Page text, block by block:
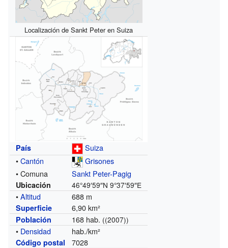
Localización de Sankt Peter en Suiza
País
Suiza
•Cantón
Grisones
• Comuna
Sankt Peter-Pagig
Ubicación 46°49′59″N 9°37′59″E
•Altitud 688 m
Superficie 6,90 km²
Población 168 hab. ((2007))
• Densidad hab./km²
Código postal 7028